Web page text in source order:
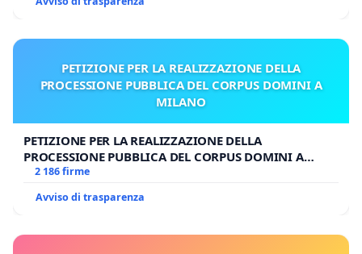
PETIZIONE PER LA REALIZZAZIONE DELLA
PROCESSIONE PUBBLICA DEL CORPUS DOMINI A
MILANO
PETIZIONE PER LA REALIZZAZIONE DELLA
PROCESSIONE PUBBLICA DEL CORPUS DOMINI A
MILANO
2 186 firme
Avviso di trasparenza